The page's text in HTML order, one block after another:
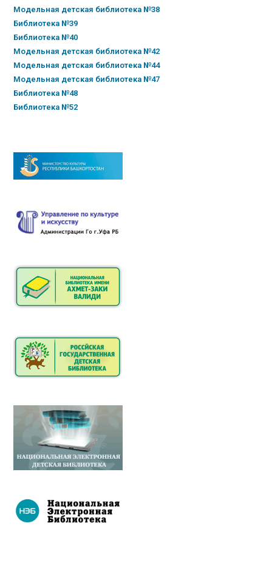
Модельная детская библиотека №38
Библиотека №39
Библиотека №40
Модельная детская библиотека №42
Модельная детская библиотека №44
Модельная детская библиотека №47
Библиотека №48
Библиотека №52